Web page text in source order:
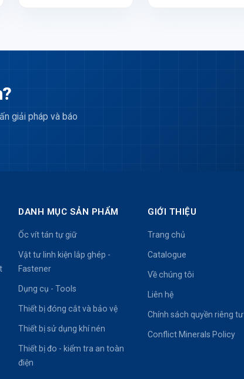
giải pháp và báo
DANH MỤC SẢN PHẨM
Ốc vít tán tự giữ
Vật tư linh kiện lắp ghép -
Fastener
Dụng cụ - Tools
Thiết bị đóng cắt và bảo vệ
Thiết bị sử dụng khí nén
Thiết bị đo - kiểm tra an toàn
điện
GIỚI THIỆU
Trang chủ
Catalogue
Về chúng tôi
Liên hệ
Chính sách quyền riêng tư
Conflict Minerals Policy